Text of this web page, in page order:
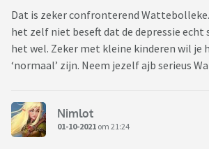
Wie tobt er ook met een depressie? Hoe
door?
Dat is zeker confronterend
het zelf niet beseft dat de depressie echt
het wel. Zeker met kleine kinderen wil je
‘normaal’ zijn. Neem jezelf ajb serieus
Nimlot
01-10-2021 om 21:24